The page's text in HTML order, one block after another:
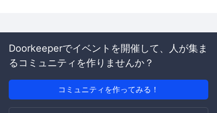
Doorkeeperでイベントを開催して、人が集ま
るコミュニティを作りませんか？
コミュニティを作ってみる！